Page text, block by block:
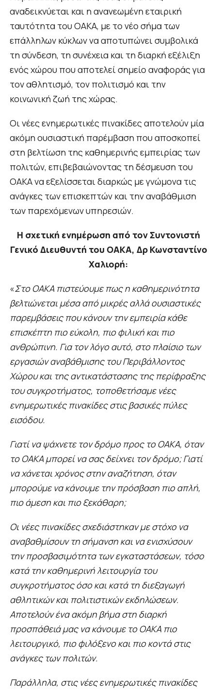
αναδεικνύεται και η ανανεωμένη εταιρική
ταυτότητα του ΟΑΚΑ, με το νέο σήμα των
επάλληλων κύκλων να αποτυπώνει συμβολικά
τη σύνδεση, τη συνέχεια και τη διαρκή εξέλιξη
ενός χώρου που αποτελεί σημείο αναφοράς για
τον αθλητισμό, τον πολιτισμό και την
κοινωνική ζωή της χώρας.
Οι νέες ενημερωτικές πινακίδες αποτελούν μία
ακόμη ουσιαστική παρέμβαση που αποσκοπεί
στη βελτίωση της καθημερινής εμπειρίας των
πολιτών, επιβεβαιώνοντας τη δέσμευση του
ΟΑΚΑ να εξελίσσεται διαρκώς με γνώμονα τις
ανάγκες των επισκεπτών και την αναβάθμιση
των παρεχόμενων υπηρεσιών.
Η σχετική ενημέρωση από τον Συντονιστή
Γενικό Διευθυντή του ΟΑΚΑ, Δρ Κωνσταντίνο
Χαλιορή:
«Στο ΟΑΚΑ πιστεύουμε πως η καθημερινότητα
βελτιώνεται μέσα από μικρές αλλά ουσιαστικές
παρεμβάσεις που κάνουν την εμπειρία κάθε
επισκέπτη πιο εύκολη, πιο φιλική και πιο
ανθρώπινη. Για τον λόγο αυτό, στο πλαίσιο των
εργασιών αναβάθμισης του Περιβάλλοντος
Χώρου και της αντικατάστασης της περίφραξης
του συγκροτήματος, τοποθετήσαμε νέες
ενημερωτικές πινακίδες στις βασικές πύλες
εισόδου.
Γιατί να ψάχνετε τον δρόμο προς το ΟΑΚΑ, όταν
το ΟΑΚΑ μπορεί να σας δείχνει τον δρόμο; Γιατί
να χάνεται χρόνος στην αναζήτηση, όταν
μπορούμε να κάνουμε την πρόσβαση πιο απλή,
πιο άμεση και πιο ξεκάθαρη;
Οι νέες πινακίδες σχεδιάστηκαν με στόχο να
αναβαθμίσουν τη σήμανση και να ενισχύσουν
την προσβασιμότητα των εγκαταστάσεων, τόσο
κατά την καθημερινή λειτουργία του
συγκροτήματος όσο και κατά τη διεξαγωγή
αθλητικών και πολιτιστικών εκδηλώσεων.
Αποτελούν ένα ακόμη βήμα στη διαρκή
προσπάθειά μας να κάνουμε το ΟΑΚΑ πιο
λειτουργικό, πιο φιλόξενο και πιο κοντά στις
ανάγκες των πολιτών.
Παράλληλα, στις νέες ενημερωτικές πινακίδες